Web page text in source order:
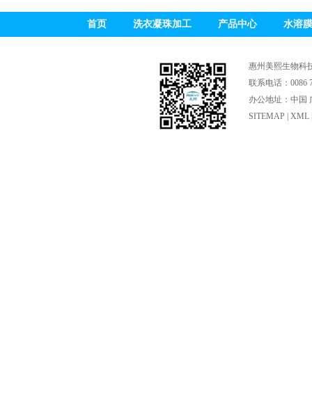
首页 洗衣凝珠加工 产品中心 水溶
惠州美熙生物科
联系电话：0086
办公地址：中国
SITEMAP
XML